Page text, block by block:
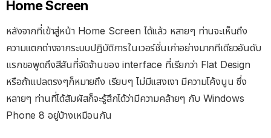
Home Screen
หลังจากที่เข้าสู่หน้า Home Screen ได้แล้ว หลายๆ ท่านจะเห็นถึง
ความแตกต่างจากระบบปฏิบัติการในเวอร์ชั่นเก่าอย่างมากทีเดียวอันดับ
แรกขอพูดถึงสีสันที่จัดจ้านของ interface ที่เรียกว่า Flat Design
หรือถ้าแปลตรงๆก็หมายถึง เรียบๆ ไม่มีแสงเงา มีความโค้งนูน ซึ่ง
หลายๆ ท่านที่ได้สัมผัสก็จะรู้สึกได้ว่ามีความคล้ายๆ กับ Windows
Phone 8 อยู่บ้างเหมือนกัน